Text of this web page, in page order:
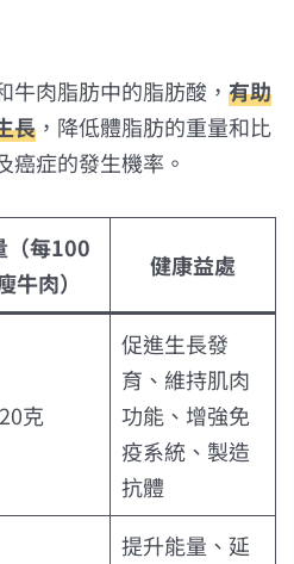
肉脂肪中的脂肪酸， 有助
長 ，降低體脂肪的重量和比
癌症的發生機率。
（每100
牛肉）
健康益處
克
促進生長發
育、維持肌肉
功能、增強免
疫系統、製造
抗體
提升能量、延